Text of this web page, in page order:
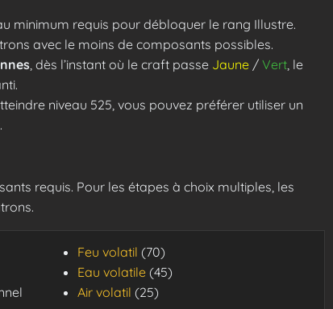
minimum requis pour débloquer le rang Illustre.
avec le moins de composants possibles.
, dès l’instant où le craft passe Jaune / Vert , le
niveau 525, vous pouvez préférer utiliser un
requis. Pour les étapes à choix multiples, les
Feu volatil (70)
Eau volatile (45)
Air volatil (25)